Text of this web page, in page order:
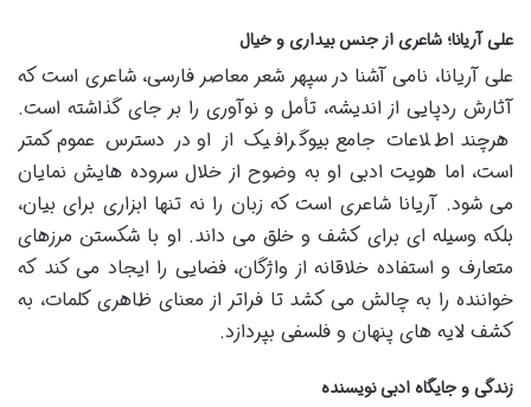
علی آریانا؛ شاعری از جنس بیداری و خیال
علی آریانا، نامی آشنا در سپهر شعر معاصر فارسی، شاعری است که
آثارش ردپایی از اندیشه، تأمل و نوآوری را بر جای گذاشته است.
هرچند اطلاعات جامع بیوگرافیک از او در دسترس عموم کمتر
است، اما هویت ادبی او به وضوح از خلال سروده هایش نمایان
می شود. آریانا شاعری است که زبان را نه تنها ابزاری برای بیان،
بلکه وسیله ای برای کشف و خلق می داند. او با شکستن مرزهای
متعارف و استفاده خلاقانه از واژگان، فضایی را ایجاد می کند که
خواننده را به چالش می کشد تا فراتر از معنای ظاهری کلمات، به
کشف لایه های پنهان و فلسفی بپردازد.
زندگی و جایگاه ادبی نویسنده